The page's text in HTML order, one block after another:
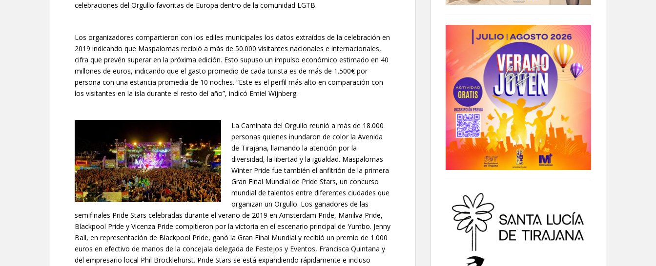
celebraciones del Orgullo favoritas de Europa dentro de la comunidad LGTB.
Los organizadores compartieron con los ediles municipales los datos extraídos de la celebración en
2019 indicando que Maspalomas recibió a más de 50.000 visitantes nacionales e internacionales,
cifra que prevén superar en la próxima edición. Esto supuso un impulso económico estimado en 40
millones de euros, indicando que el gasto promedio de cada turista es de más de 1.500€ por
persona con una estancia promedia de 10 noches. “Este es el perfil más alto en comparación con
los visitantes en la isla durante el resto del año”, indicó Emiel Wijnberg.
La Caminata del Orgullo reunió a más de 18.000
personas quienes inundaron de color la Avenida
de Tirajana, llamando la atención por la
diversidad, la libertad y la igualdad. Maspalomas
Winter Pride fue también el anfitrión de la primera
Gran Final Mundial de Pride Stars, un concurso
mundial de talentos entre diferentes ciudades que
organizan un Orgullo. Los ganadores de las
semifinales Pride Stars celebradas durante el verano de 2019 en Amsterdam Pride, Manilva Pride,
Blackpool Pride y Vicenza Pride compitieron por la victoria en el escenario principal de Yumbo. Jenny
Ball, en representación de Blackpool Pride, ganó la Gran Final Mundial y recibió un premio de 1.000
euros en efectivo de manos de la concejala delegada de Festejos y Eventos, Francisca Quintana y
del empresario local Phil Brocklehurst. Pride Stars se está expandiendo rápidamente e incluso